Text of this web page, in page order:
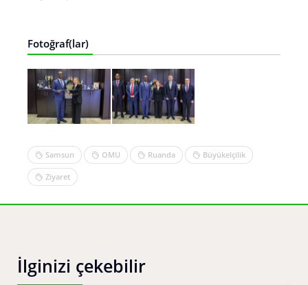
Fotoğraf(lar)
Samsun OMU Ruanda Büyükelçilik
Ziyaret
İlginizi çekebilir